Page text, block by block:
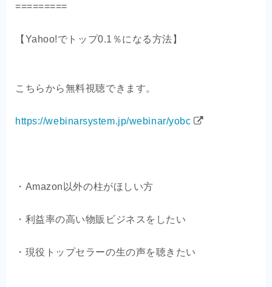
=========
【Yahoo!でトップ0.1％になる方法】
こちらから無料視聴できます。
https://webinarsystem.jp/webinar/yobc
・Amazon以外の柱がほしい方
・利益率の高い物販ビジネスをしたい
・現役トップセラーの生の声を聴きたい